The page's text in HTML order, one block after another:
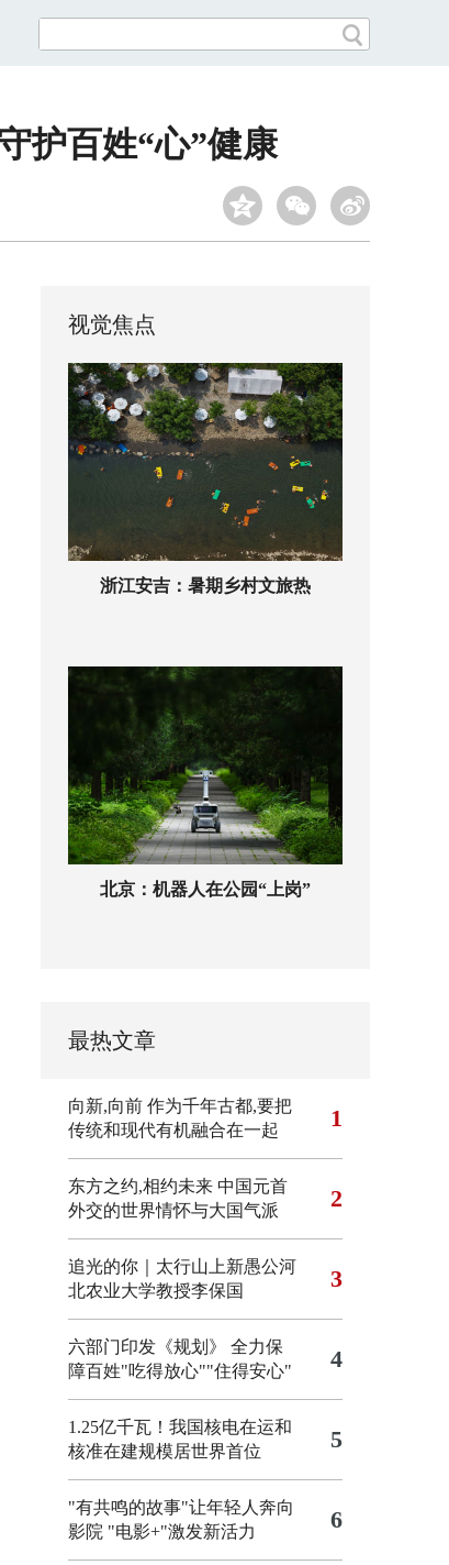
护百姓“心”健康
视觉焦点
浙江安吉：暑期乡村文旅热
北京：机器人在公园“上岗”
最热文章
向新,向前 作为千年古都,要把
传统和现代有机融合在一起
1
东方之约,相约未来 中国元首
外交的世界情怀与大国气派
2
追光的你｜太行山上新愚公河
北农业大学教授李保国
3
六部门印发《规划》 全力保
障百姓"吃得放心""住得安心"
4
1.25亿千瓦！我国核电在运和
核准在建规模居世界首位
5
"有共鸣的故事"让年轻人奔向
影院 "电影+"激发新活力 6